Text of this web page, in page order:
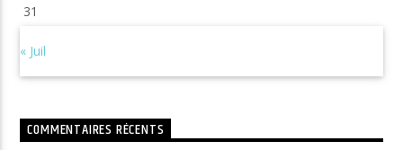
31
« Juil
COMMENTAIRES RÉCENTS